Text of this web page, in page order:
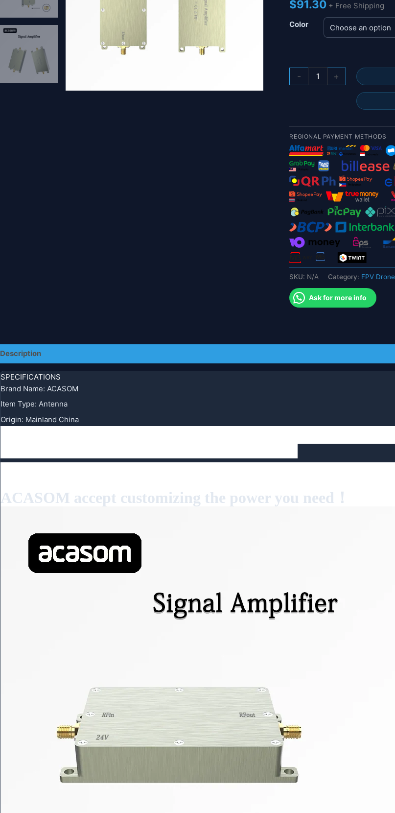
$91.30 + Free Shipping
Color
-
جيجا
مكبرات
الصوت
عالية
الطاقة
اللاسلكية
إشارة
موسع
الاجتياح
مصدر
إشارة
للطائرة
بدون
FPV
GPS
+
REGIONAL PAYMENT METHODS
SKU: N/A Category: FPV Drone
Ask for more info
Description
SPECIFICATIONS
Brand Name: ACASOM
Item Type: Antenna
Origin: Mainland China
Frequency：1080Hz-1360Hz
ACASOM accept customizing the power you need！